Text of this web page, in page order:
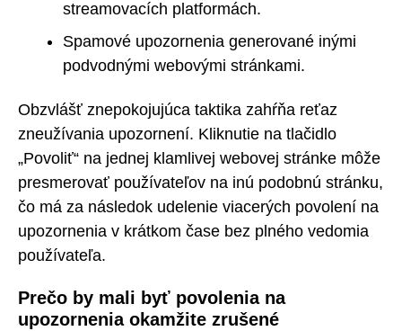
streamovacích platformách.
Spamové upozornenia generované inými
podvodnými webovými stránkami.
Obzvlášť znepokojujúca taktika zahŕňa reťaz
zneužívania upozornení. Kliknutie na tlačidlo
„Povoliť“ na jednej klamlivej webovej stránke môže
presmerovať používateľov na inú podobnú stránku,
čo má za následok udelenie viacerých povolení na
upozornenia v krátkom čase bez plného vedomia
používateľa.
Prečo by mali byť povolenia na
upozornenia okamžite zrušené